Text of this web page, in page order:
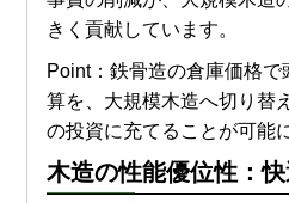
きく貢献しています。
Point：鉄骨造の倉庫価格
算を、大規模木造へ切り替
の投資に充てることが可能
木造の性能優位性：